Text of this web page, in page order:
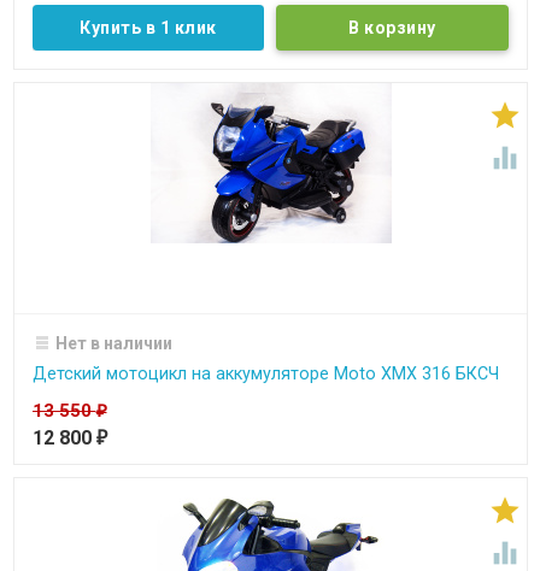
Купить в 1 клик


Нет в наличии
Детский мотоцикл на аккумуляторе Moto XMX 316 БКСЧ
13 550₽
12 800 ₽

